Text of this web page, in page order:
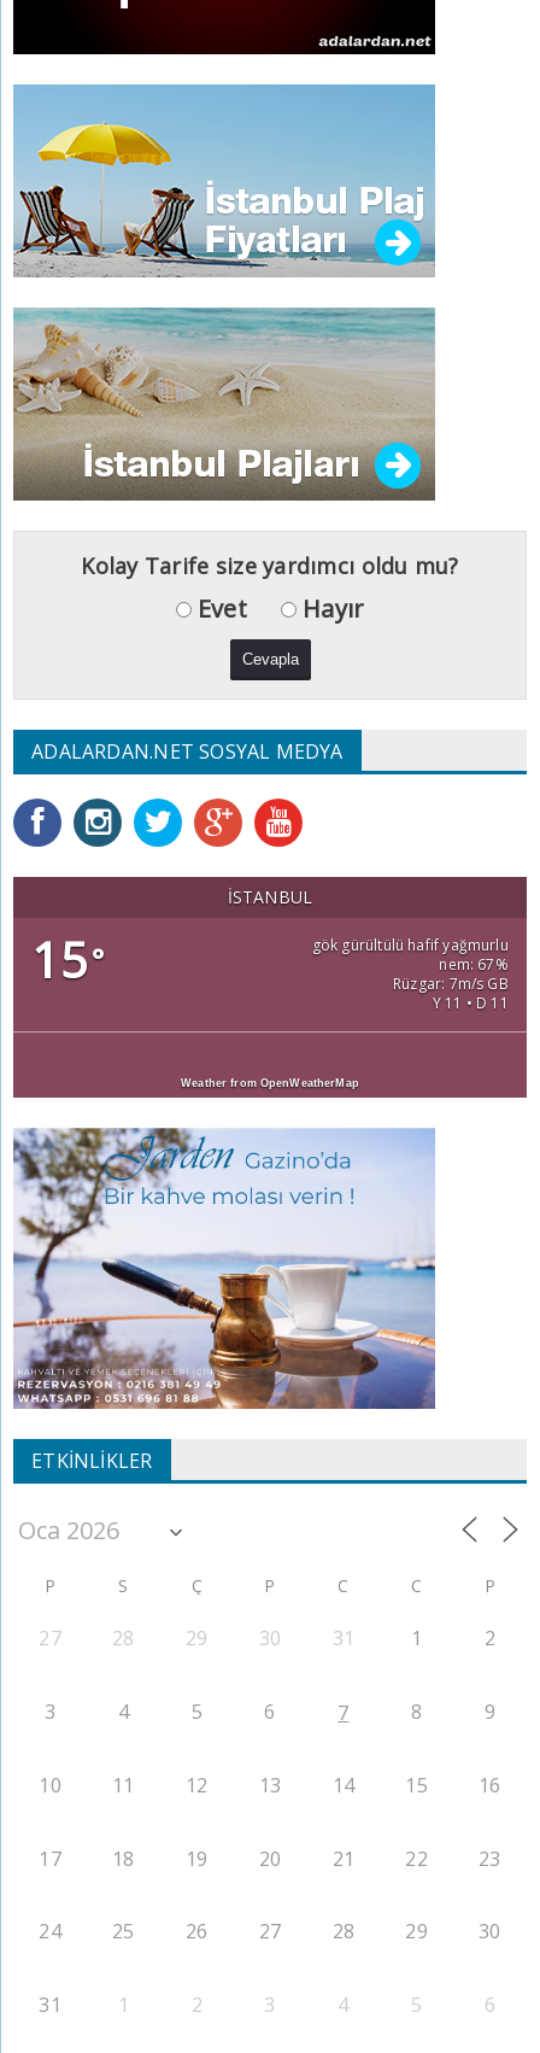
Kolay Tarife size yardımcı oldu mu?
Evet Hayır
ADALARDAN.NET SOSYAL MEDYA
İSTANBUL
15°
gök gürültülü hafif yağmurlu
nem: 67%
Rüzgar: 7m/s GB
Y 11 • D 11
Weather from OpenWeatherMap
ETKINLIKLER
P S Ç P C C P
27 28 29 30 31 1 2
3 4 5 6 7 8 9
10 11 12 13 14 15 16
17 18 19 20 21 22 23
24 25 26 27 28 29 30
31 1 2 3 4 5 6